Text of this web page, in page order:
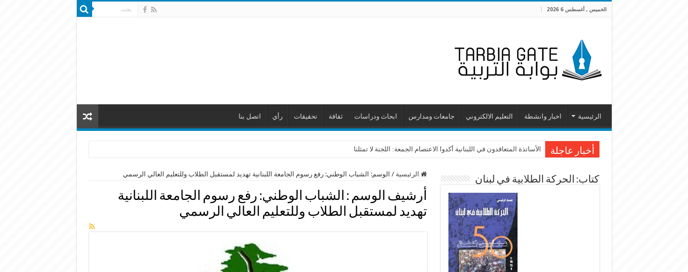
الخميس , أغسطس 6 2026
الرئيسية اخبار وانشطة التعليم الالكتروني جامعات ومدارس ابحاث ودراسات ثقافة تحقيقات رأي اتصل بنا
أخبار عاجلة الأساتذة المتعاقدون في اللبنانية أكدوا الاعتصام الجمعة: اللجنة لا تمثلنا
الرئيسية / الوسم: الشباب الوطني: رفع رسوم الجامعة اللبنانية تهديد لمستقبل الطلاب وللتعليم العالي الرسمي
أرشيف الوسم : الشباب الوطني: رفع رسوم الجامعة اللبنانية
تهديد لمستقبل الطلاب وللتعليم العالي الرسمي
كتاب: الحركة الطلابية في لبنان